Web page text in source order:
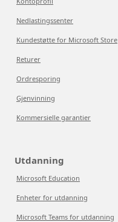
Nedlastingssenter
Kundestøtte for Microsoft Store
Returer
Ordresporing
Gjenvinning
Kommersielle garantier
Utdanning
Microsoft Education
Enheter for utdanning
Microsoft Teams for utdanning